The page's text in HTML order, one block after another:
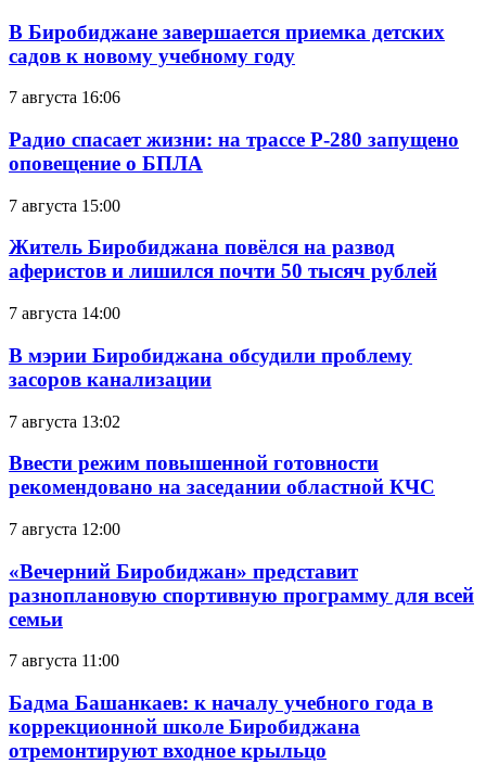
В Биробиджане завершается приемка детских
садов к новому учебному году
7 августа 16:06
Радио спасает жизни: на трассе Р-280 запущено
оповещение о БПЛА
7 августа 15:00
Житель Биробиджана повёлся на развод
аферистов и лишился почти 50 тысяч рублей
7 августа 14:00
В мэрии Биробиджана обсудили проблему
засоров канализации
7 августа 13:02
Ввести режим повышенной готовности
рекомендовано на заседании областной КЧС
7 августа 12:00
«Вечерний Биробиджан» представит
разноплановую спортивную программу для всей
семьи
7 августа 11:00
Бадма Башанкаев: к началу учебного года в
коррекционной школе Биробиджана
отремонтируют входное крыльцо